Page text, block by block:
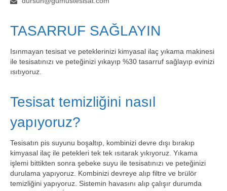
TASARRUF SAĞLAYIN
Isınmayan tesisat ve peteklerinizi kimyasal ilaç yıkama makinesi
ile tesisatınızı ve peteğinizi yıkayıp %30 tasarruf sağlayıp evinizi
ısıtıyoruz.
Tesisat temizliğini nasıl
yapıyoruz?
Tesisatın pis suyunu boşaltıp, kombinizi devre dışı bırakıp
kimyasal ilaç ile petekleri tek tek ısıtarak yıkıyoruz. Yıkama
işlemi bittikten sonra şebeke suyu ile tesisatınızı ve peteğinizi
durulama yapıyoruz. Kombinizi devreye alıp filtre ve brülör
temizliğini yapıyoruz. Sistemin havasını alıp çalışır durumda